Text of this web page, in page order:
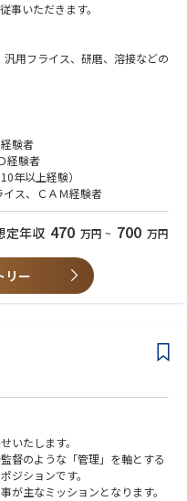
いただきます。
用フライス、研磨、溶接などの
ンス、生産ライン用部品の製作
験者
経験者
10年以上経験）
ス、ＣＡＭ経験者
定年収 470 万円 ~ 700 万円
リー
いたします。
督のような「管理」を軸とする
ジションです。
が主なミッションとなります。